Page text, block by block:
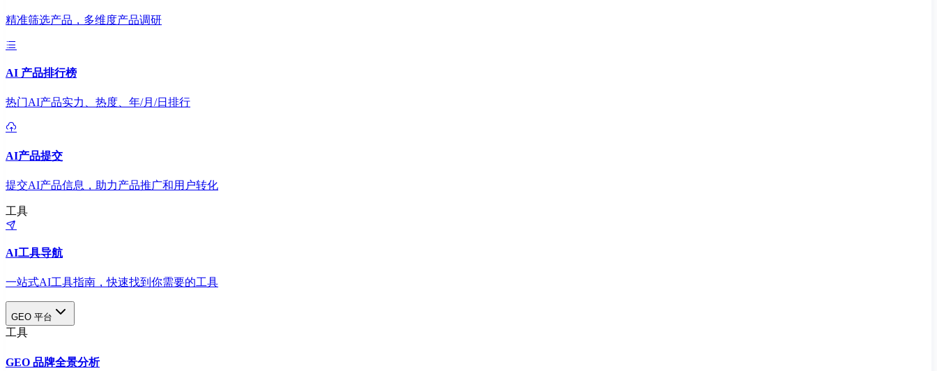
精准筛选产品，多维度产品调研
AI 产品排行榜
热门AI产品实力、热度、年/月/日排行
AI产品提交
提交AI产品信息，助力产品推广和用户转化
工具
AI工具导航
一站式AI工具指南，快速找到你需要的工具
GEO 平台
工具
GEO 品牌全景分析